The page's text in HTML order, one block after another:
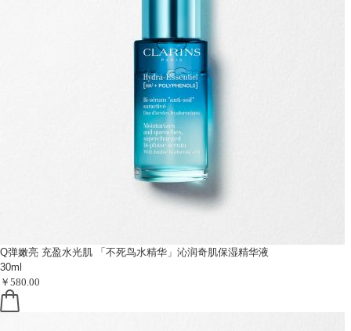
Q弹嫩亮 充盈水光肌
「不死鸟水精华」沁润奇肌保湿精华液
30ml
￥580.00